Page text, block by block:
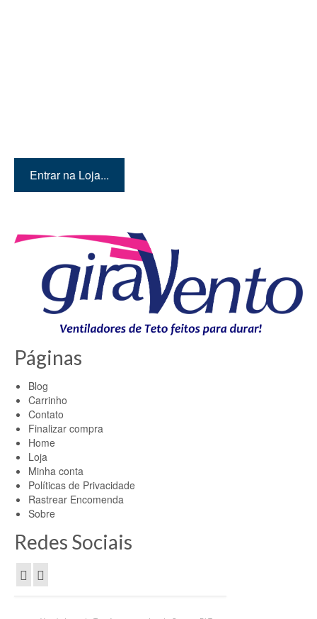
Entrar na Loja...
Páginas
Blog
Carrinho
Contato
Finalizar compra
Home
Loja
Minha conta
Políticas de Privacidade
Rastrear Encomenda
Sobre
Redes Sociais